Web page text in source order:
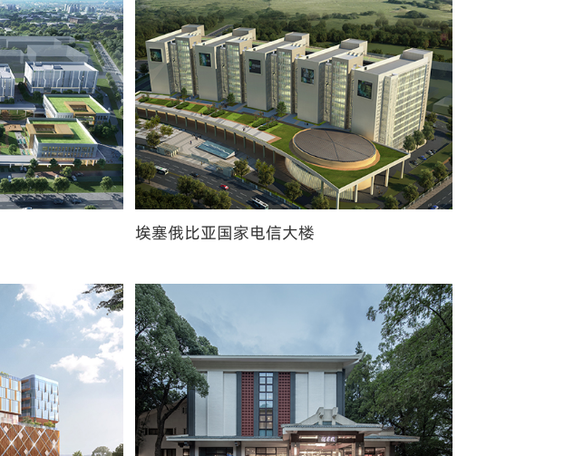
埃塞俄比亚国家电信大楼